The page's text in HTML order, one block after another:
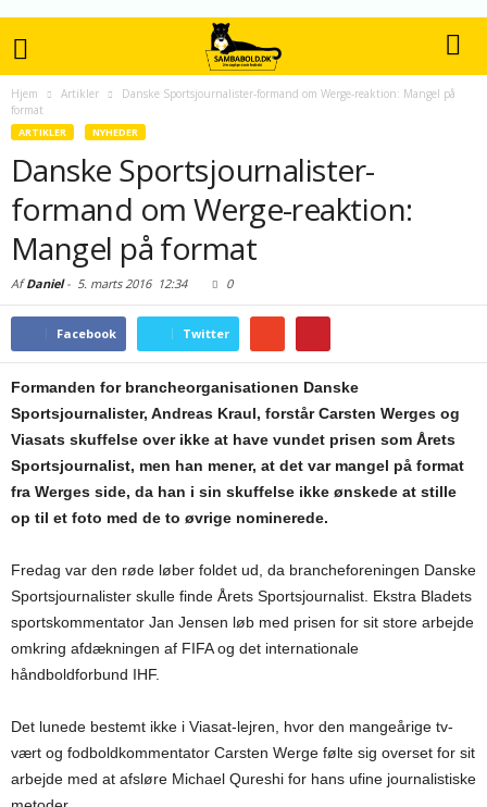
Hjem Artikler
Danske Sportsjournalister-formand om Werge-reaktion: Mangel på
format
ARTIKLER NYHEDER
Danske Sportsjournalister-
formand om Werge-reaktion:
Mangel på format
AfDaniel- 5. marts 201612:34 0
Facebook Twitter
Formanden for brancheorganisationen Danske
Sportsjournalister, Andreas Kraul, forstår Carsten Werges og
Viasats skuffelse over ikke at have vundet prisen som Årets
Sportsjournalist, men han mener, at det var mangel på format
fra Werges side, da han i sin skuffelse ikke ønskede at stille
op til et foto med de to øvrige nominerede.
Fredag var den røde løber foldet ud, da brancheforeningen Danske
Sportsjournalister skulle finde Årets Sportsjournalist. Ekstra Bladets
sportskommentator Jan Jensen løb med prisen for sit store arbejde
omkring afdækningen af FIFA og det internationale
håndboldforbund IHF.
Det lunede bestemt ikke i Viasat-lejren, hvor den mangeårige tv-
vært og fodboldkommentator Carsten Werge følte sig overset for sit
arbejde med at afsløre Michael Qureshi for hans ufine journalistiske